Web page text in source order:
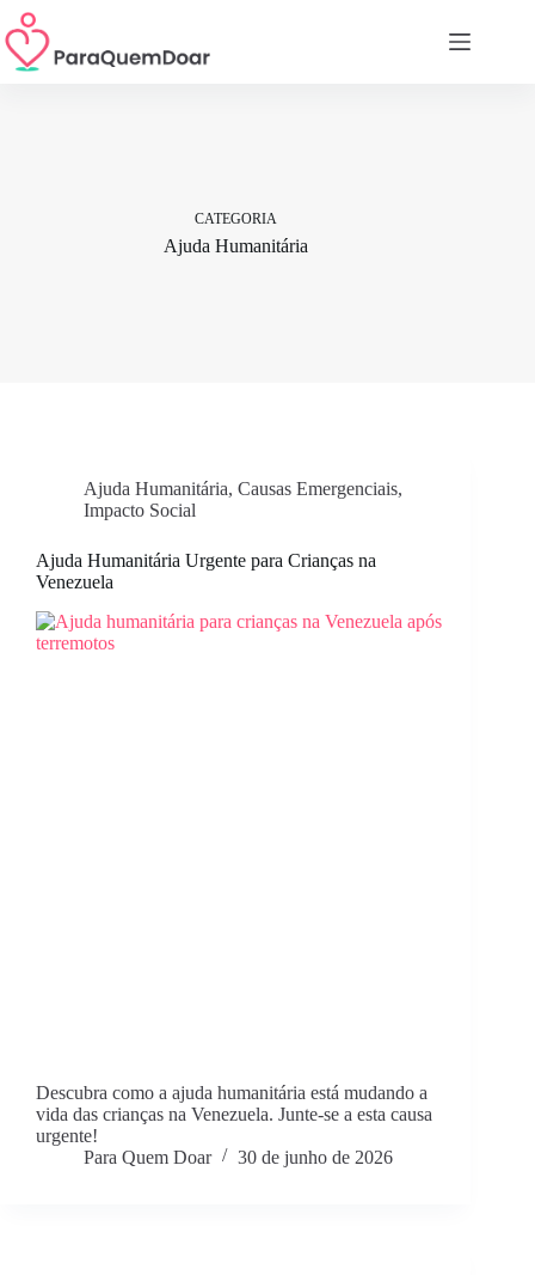
Pular
para
o
conteúdo
CATEGORIA
Ajuda Humanitária
Ajuda Humanitária, Causas Emergenciais,
Impacto Social
Ajuda Humanitária Urgente para Crianças na
Venezuela
Descubra como a ajuda humanitária está mudando a
vida das crianças na Venezuela. Junte-se a esta causa
urgente!
Para Quem Doar
30 de junho de 2026